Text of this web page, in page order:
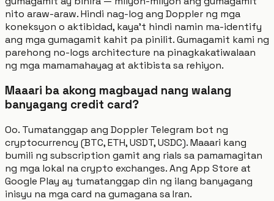
nito araw-araw. Hindi nag-log ang Doppler ng mga
koneksyon o aktibidad, kaya't hindi namin ma-identify
ang mga gumagamit kahit pa pinilit. Gumagamit kami ng
parehong no-logs architecture na pinagkakatiwalaan
ng mga mamamahayag at aktibista sa rehiyon.
Maaari ba akong magbayad nang walang
banyagang credit card?
Oo. Tumatanggap ang Doppler Telegram bot ng
cryptocurrency (BTC, ETH, USDT, USDC). Maaari kang
bumili ng subscription gamit ang rials sa pamamagitan
ng mga lokal na crypto exchanges. Ang App Store at
Google Play ay tumatanggap din ng ilang banyagang
inisyu na mga card na gumagana sa Iran.